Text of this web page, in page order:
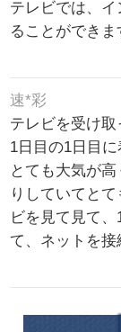
テレビでは、
ることができま
速*彩
テレビを受け
1日目の1日目
とても大気が
りしていてと
ビを見て見て
て、ネットを接